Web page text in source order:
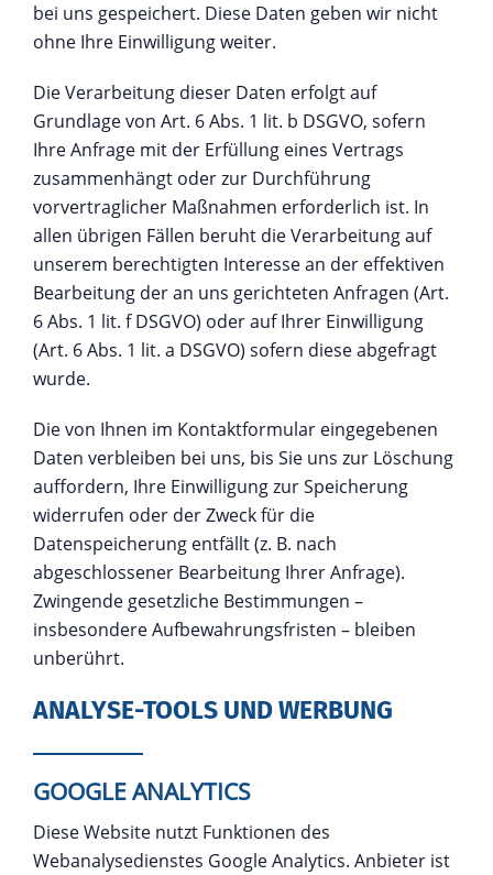
bei uns gespeichert. Diese Daten geben wir nicht
ohne Ihre Einwilligung weiter.
Die Verarbeitung dieser Daten erfolgt auf
Grundlage von Art. 6 Abs. 1 lit. b DSGVO, sofern
Ihre Anfrage mit der Erfüllung eines Vertrags
zusammenhängt oder zur Durchführung
vorvertraglicher Maßnahmen erforderlich ist. In
allen übrigen Fällen beruht die Verarbeitung auf
unserem berechtigten Interesse an der effektiven
Bearbeitung der an uns gerichteten Anfragen (Art.
6 Abs. 1 lit. f DSGVO) oder auf Ihrer Einwilligung
(Art. 6 Abs. 1 lit. a DSGVO) sofern diese abgefragt
wurde.
Die von Ihnen im Kontaktformular eingegebenen
Daten verbleiben bei uns, bis Sie uns zur Löschung
auffordern, Ihre Einwilligung zur Speicherung
widerrufen oder der Zweck für die
Datenspeicherung entfällt (z. B. nach
abgeschlossener Bearbeitung Ihrer Anfrage).
Zwingende gesetzliche Bestimmungen –
insbesondere Aufbewahrungsfristen – bleiben
unberührt.
ANALYSE-TOOLS UND WERBUNG
GOOGLE ANALYTICS
Diese Website nutzt Funktionen des
Webanalysedienstes Google Analytics. Anbieter ist